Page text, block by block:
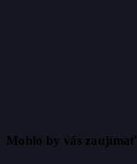
Mohlo by vás zaujímať